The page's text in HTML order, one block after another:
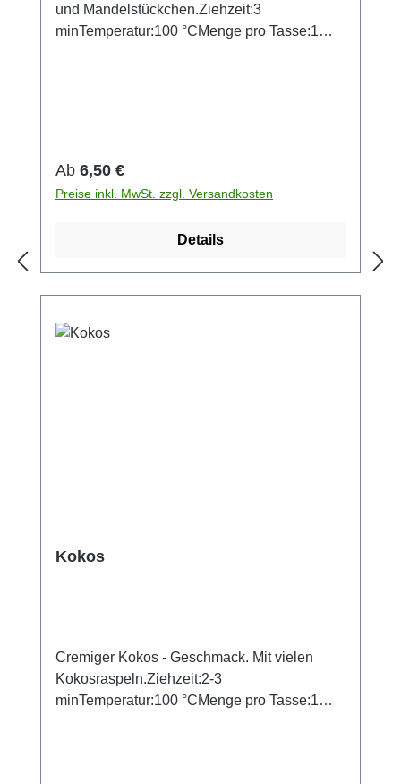
und Mandelstückchen.Ziehzeit:3
minTemperatur:100 °CMenge pro Tasse:1
Regulärer Preis:
Ab 6,50 €
Preise inkl. MwSt. zzgl. Versandkosten
Details
Kokos
Cremiger Kokos - Geschmack. Mit vielen
Kokosraspeln.Ziehzeit:2-3
minTemperatur:100 °CMenge pro Tasse:1